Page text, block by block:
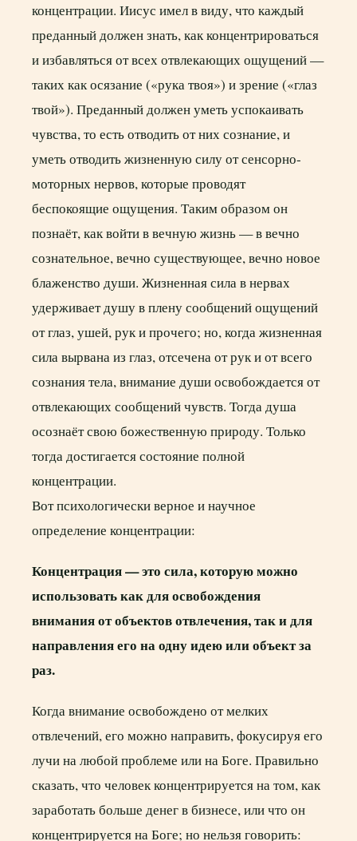
концентрации. Иисус имел в виду, что каждый
преданный должен знать, как концентрироваться
и избавляться от всех отвлекающих ощущений —
таких как осязание («рука твоя») и зрение («глаз
твой»). Преданный должен уметь успокаивать
чувства, то есть отводить от них сознание, и
уметь отводить жизненную силу от сенсорно-
моторных нервов, которые проводят
беспокоящие ощущения. Таким образом он
познаёт, как войти в вечную жизнь — в вечно
сознательное, вечно существующее, вечно новое
блаженство души. Жизненная сила в нервах
удерживает душу в плену сообщений ощущений
от глаз, ушей, рук и прочего; но, когда жизненная
сила вырвана из глаз, отсечена от рук и от всего
сознания тела, внимание души освобождается от
отвлекающих сообщений чувств. Тогда душа
осознаёт свою божественную природу. Только
тогда достигается состояние полной
концентрации.
Вот психологически верное и научное
определение концентрации:
Концентрация — это сила, которую можно
использовать как для освобождения
внимания от объектов отвлечения, так и для
направления его на одну идею или объект за
раз.
Когда внимание освобождено от мелких
отвлечений, его можно направить, фокусируя его
лучи на любой проблеме или на Боге. Правильно
сказать, что человек концентрируется на том, как
заработать больше денег в бизнесе, или что он
концентрируется на Боге; но нельзя говорить: